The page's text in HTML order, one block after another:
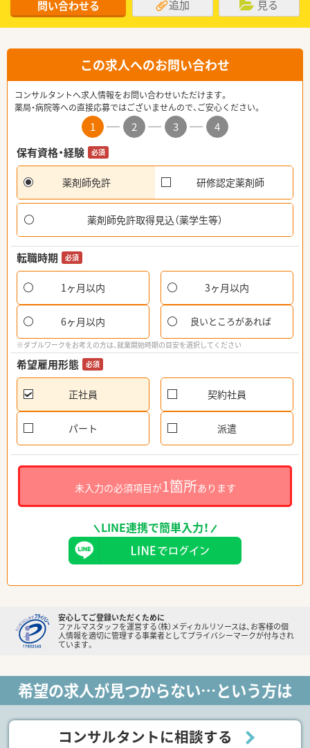
問い合わせる 追加 見る
この求人へのお問い合わせ
コンサルタントへ求人情報をお問い合わせいただけます。
薬局・病院等への直接応募ではございませんので、ご安心ください。
1 2 3
4
保有資格・経験
必須
薬剤師免許 研修認定薬剤師
薬剤師免許取得見込（薬学生等）
転職時期 必須
1ヶ月以内 3ヶ月以内
6ヶ月以内 良いところがあれば
※ダブルワークをお考えの方は、就業開始時期の目安を選択してください
希望雇用形態 必須
正社員 契約社員
パート 派遣
未入力の必須項目が1箇所あります
LINE連携で簡単入力！
安心してご登録いただくために
ファルマスタッフを運営する（株）メディカルリソースは、お客様の個
人情報を適切に管理する事業者としてプライバシーマークが付与され
ています。
希望の求人が見つからない…という方は
コンサルタントに相談する